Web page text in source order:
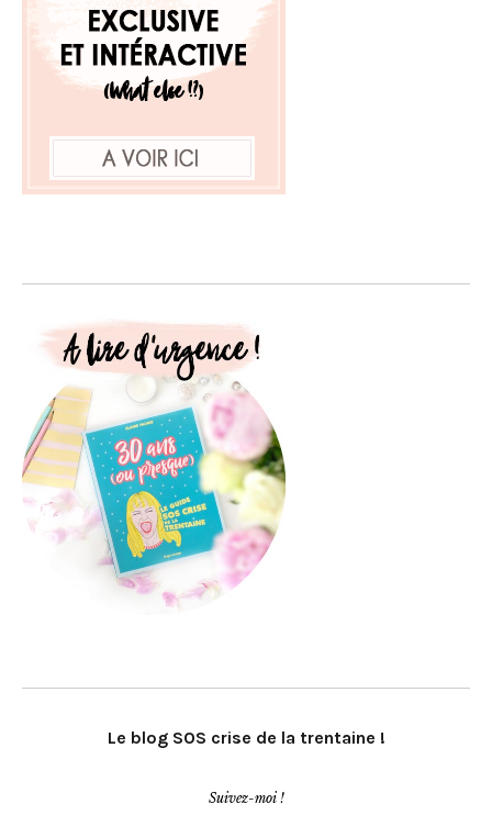
Le blog SOS crise de la trentaine !
Suivez-moi !